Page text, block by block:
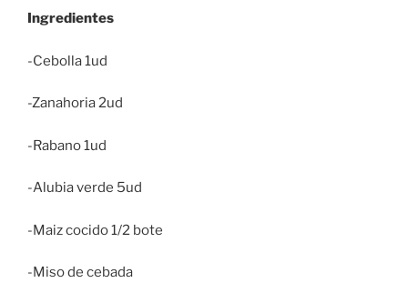
Ingredientes
-Cebolla 1ud
-Zanahoria 2ud
-Rabano 1ud
-Alubia verde 5ud
-Maiz cocido 1/2 bote
-Miso de cebada